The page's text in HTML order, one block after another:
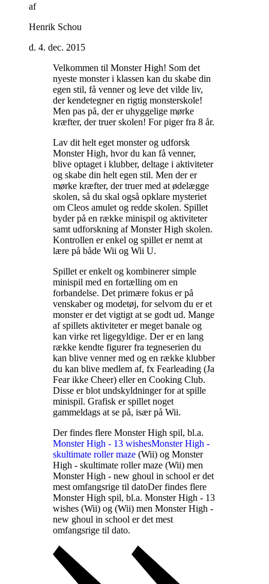
af
Henrik Schou
d. 4. dec. 2015
Velkommen til Monster High! Som det
nyeste monster i klassen kan du skabe din
egen stil, få venner og leve det vilde liv,
der kendetegner en rigtig monsterskole!
Men pas på, der er uhyggelige mørke
kræfter, der truer skolen! For piger fra 8 år.
Lav dit helt eget monster og udforsk
Monster High, hvor du kan få venner,
blive optaget i klubber, deltage i aktiviteter
og skabe din helt egen stil. Men der er
mørke kræfter, der truer med at ødelægge
skolen, så du skal også opklare mysteriet
om Cleos amulet og redde skolen. Spillet
byder på en række minispil og aktiviteter
samt udforskning af Monster High skolen.
Kontrollen er enkel og spillet er nemt at
lære på både Wii og Wii U.
Spillet er enkelt og kombinerer simple
minispil med en fortælling om en
forbandelse. Det primære fokus er på
venskaber og modetøj, for selvom du er et
monster er det vigtigt at se godt ud. Mange
af spillets aktiviteter er meget banale og
kan virke ret ligegyldige. Der er en lang
række kendte figurer fra tegneserien du
kan blive venner med og en række klubber
du kan blive medlem af, fx Fearleading (Ja
Fear ikke Cheer) eller en Cooking Club.
Disse er blot undskyldninger for at spille
minispil. Grafisk er spillet noget
gammeldags at se på, især på Wii.
Der findes flere Monster High spil, bl.a.
Monster High - 13 wishesMonster High -
skultimate roller maze (Wii) og Monster
High - skultimate roller maze (Wii) men
Monster High - new ghoul in school er det
mest omfangsrige til datoDer findes flere
Monster High spil, bl.a. Monster High - 13
wishes (Wii) og (Wii) men Monster High -
new ghoul in school er det mest
omfangsrige til dato.